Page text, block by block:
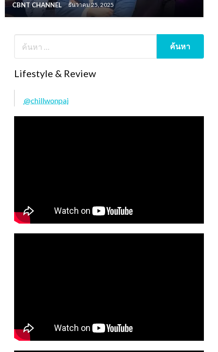
CBNT CHANNEL ธันวาคม 25, 2025
Lifestyle & Review
@chillwonpai